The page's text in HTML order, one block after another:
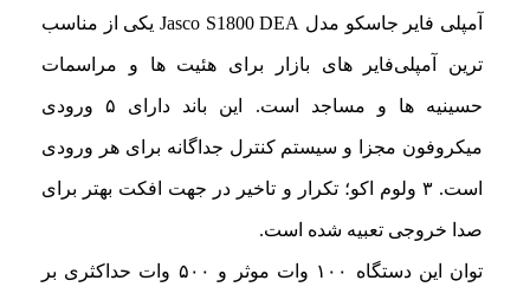
آمپلی فایر جاسکو مدل Jasco S1800 DEA یکی از مناسب
ترین آمپلی‌فایر های بازار برای هئیت ها و مراسمات
حسینیه ها و مساجد است. این باند دارای ۵ ورودی
میکروفون مجزا و سیستم کنترل جداگانه برای هر ورودی
است. ۳ ولوم اکو؛ تکرار و تاخیر در جهت افکت بهتر برای
صدا خروجی تعبیه شده است.
توان این دستگاه ۱۰۰ وات موثر و ۵۰۰ وات حداکثری بر